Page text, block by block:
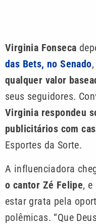
Virginia Fonseca
das Bets, no Senado
qualquer valor
seus seguidores.
Virginia respondeu
publicitários com
Esportes da Sorte.
A influenciadora
o cantor Zé Felipe,
estar grata pela
polêmicas. “Que